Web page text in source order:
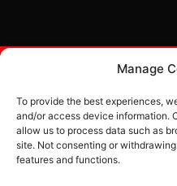
Manage
To provide the best experiences,
and/or access device information.
allow us to process data such as
site. Not consenting or
features and functions.
2026 - Alle
rechten
voorbehouden
Cookie
–
Disclaimer